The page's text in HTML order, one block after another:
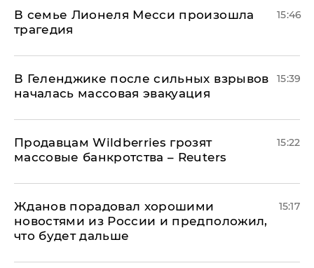
В семье Лионеля Месси произошла
трагедия
15:46
В Геленджике после сильных взрывов
началась массовая эвакуация
15:39
Продавцам Wildberries грозят
массовые банкротства – Reuters
15:22
Жданов порадовал хорошими
новостями из России и предположил,
что будет дальше
15:17